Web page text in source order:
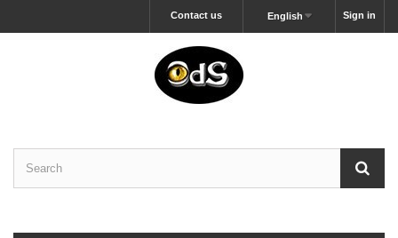
Sign in
English
Contact us